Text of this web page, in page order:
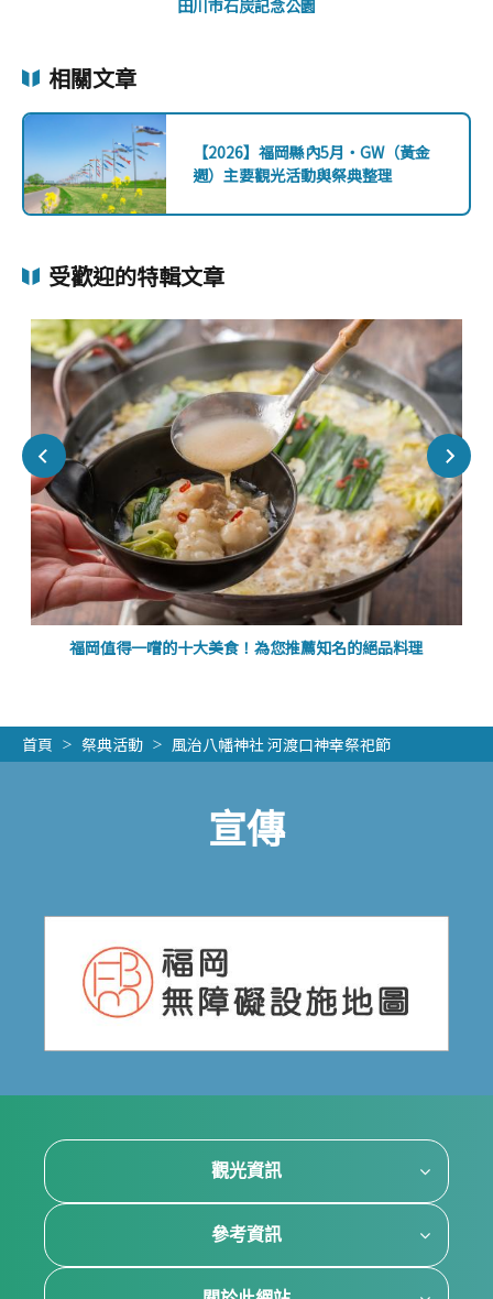
田川市石炭記念公園
相關文章
【2026】福岡縣內5月・GW（黃金
週）主要觀光活動與祭典整理
受歡迎的特輯文章
福岡值得一嚐的十大美食！為您推薦知名的絕品料理
首頁 祭典活動 風治八幡神社 河渡口神幸祭祀節
宣傳
觀光資訊
參考資訊